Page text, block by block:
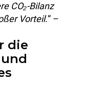
CO₂-Bilanz
Vorteil.” –
die